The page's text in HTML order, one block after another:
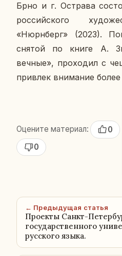
Брно и г. Остра­ва
рос­сий­ско­го
«Нюрн­берг» (2023).
снятой по книге А.
вечные», про­хо­дил с
при­влек вни­ма­ние
Оцените материал:
0
0
← Предыдущая статья
Проекты Санкт-
государственного
русского языка.